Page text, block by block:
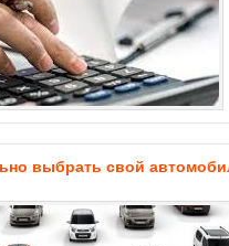
выбрать свой